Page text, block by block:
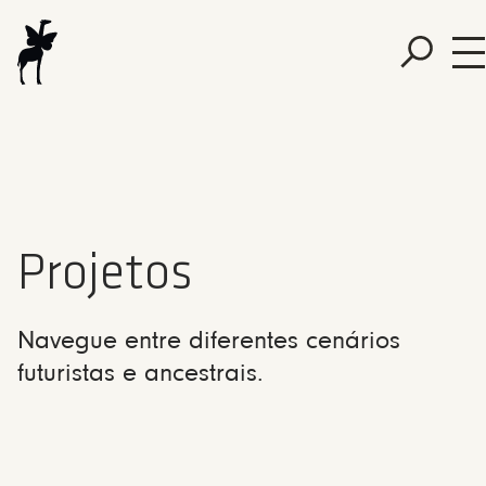
Projetos
Navegue entre diferentes cenários
futuristas e ancestrais.